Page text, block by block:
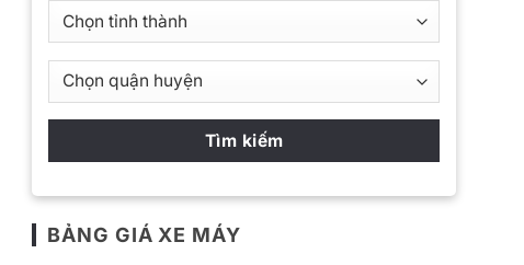
BẢNG GIÁ XE MÁY